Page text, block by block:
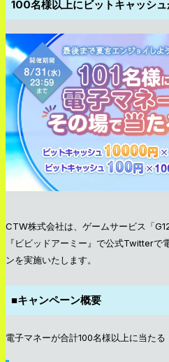
100名様以上にビットキャッシ
CTW株式会社は、ゲームサービス「
『ビビッドアーミー』で公式Twitterで
ンを実施いたします。
■キャンペーン概要
電子マネーが合計100名様以上に当たる